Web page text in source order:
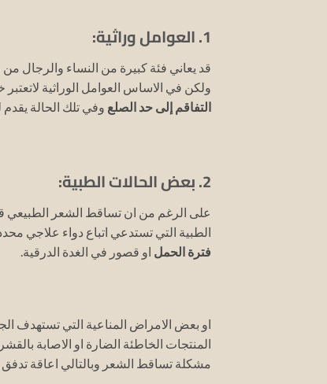
1. العوامل وراثية:
قد يعاني فئة كبيرة من النساء
ولكن في الاساس العوامل الوراثية
التفاقم إلى حد الصلع وفي تلك الحالة
2. بعض الحالات الطبية:
على الرغم من ان تساقط الشعر الطبيعي
الطبية التي تستدعي اتباع دواء علاجي
فترة الحمل او قصور في الغدة الدرقية.
او بعض الامراض المناعية التي تستهدف
المنتجات الخاطئة الضارة او الاصابة
مشكلة تساقط الشعر وبالتالي اعاقة